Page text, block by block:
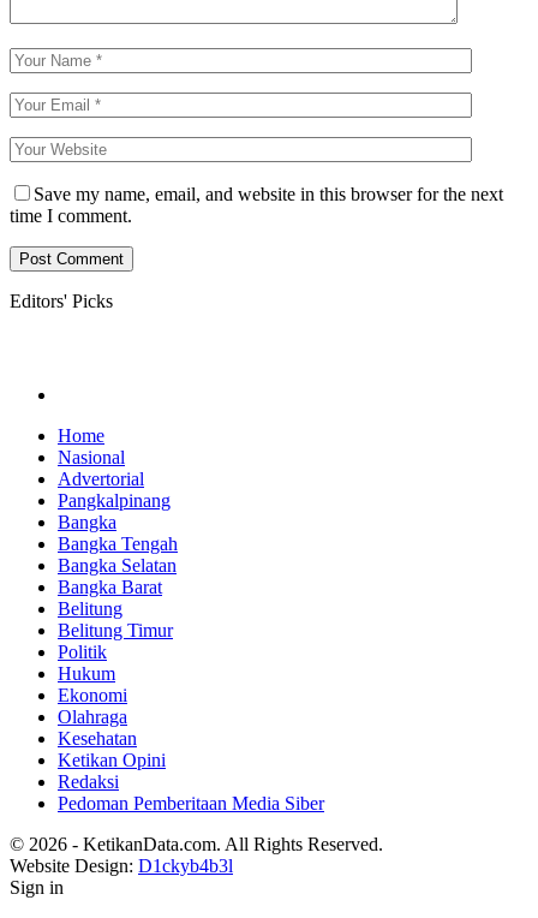
Save my name, email, and website in this browser for the next
time I comment.
Editors' Picks
Home
Nasional
Advertorial
Pangkalpinang
Bangka
Bangka Tengah
Bangka Selatan
Bangka Barat
Belitung
Belitung Timur
Politik
Hukum
Ekonomi
Olahraga
Kesehatan
Ketikan Opini
Redaksi
Pedoman Pemberitaan Media Siber
© 2026 - KetikanData.com. All Rights Reserved.
Website Design: D1ckyb4b3l
Sign in